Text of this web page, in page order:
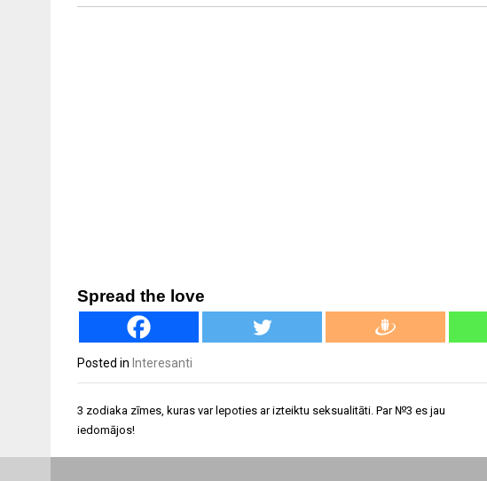
Spread the love
Posted in Interesanti
Ziņu
izvēlne
3 zodiaka zīmes, kuras var lepoties ar izteiktu seksualitāti. Par №3 es jau
iedomājos!